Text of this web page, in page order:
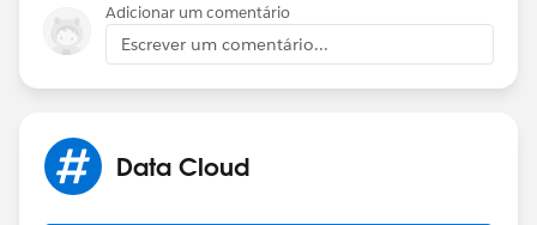
Adicionar um comentário
Escrever um comentário...
Data Cloud